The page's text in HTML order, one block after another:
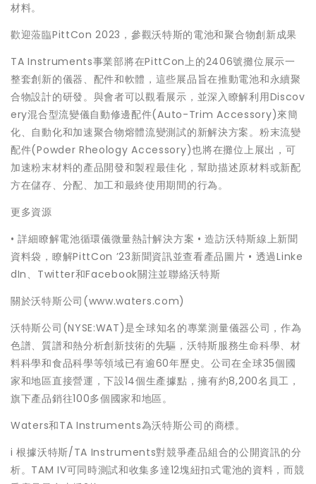
材料。
歡迎蒞臨PittCon 2023，參觀沃特斯的電池和聚合物創新成果
TA Instruments事業部將在PittCon上的2406號攤位展示一
整套創新的儀器、配件和軟體，這些展品旨在推動電池和永續聚
合物設計的研發。與會者可以觀看展示，並深入瞭解利用Discov
ery混合型流變儀自動修邊配件(Auto-Trim Accessory)來簡
化、自動化和加速聚合物熔體流變測試的新解決方案。粉末流變
配件(Powder Rheology Accessory)也將在攤位上展出，可
加速粉末材料的產品開發和製程最佳化，幫助描述原材料或新配
方在儲存、分配、加工和最終使用期間的行為。
更多資源
• 詳細瞭解電池循環儀微量熱計解決方案 • 造訪沃特斯線上新聞
資料袋，瞭解PittCon ’23新聞資訊並查看產品圖片 • 透過Linke
dIn、Twitter和Facebook關注並聯絡沃特斯
關於沃特斯公司(www.waters.com)
沃特斯公司(NYSE:WAT)是全球知名的專業測量儀器公司，作為
色譜、質譜和熱分析創新技術的先驅，沃特斯服務生命科學、材
料科學和食品科學等領域已有逾60年歷史。公司在全球35個國
家和地區直接營運，下設14個生產據點，擁有約8,200名員工，
旗下產品銷往100多個國家和地區。
Waters和TA Instruments為沃特斯公司的商標。
i 根據沃特斯/TA Instruments對競爭產品組合的公開資訊的分
析。TAM IV可同時測試和收集多達12塊紐扣式電池的資料，而競